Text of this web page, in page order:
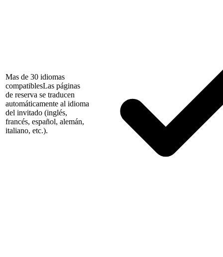
Mas de 30 idiomas
compatiblesLas páginas
de reserva se traducen
automáticamente al idioma
del invitado (inglés,
francés, español, alemán,
italiano, etc.).